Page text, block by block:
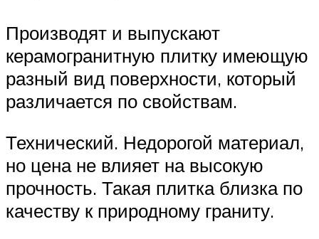
Производят и выпускают
керамогранитную плитку имеющую
разный вид поверхности, который
различается по свойствам.
Технический. Недорогой материал,
но цена не влияет на высокую
прочность. Такая плитка близка по
качеству к природному граниту.